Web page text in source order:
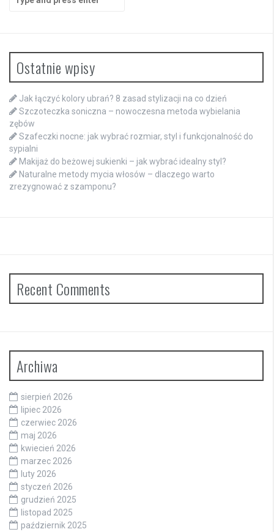
for:
Ostatnie wpisy
Jak łączyć kolory ubrań? 8 zasad stylizacji na co dzień
Szczoteczka soniczna – nowoczesna metoda wybielania
zębów
Szafeczki nocne: jak wybrać rozmiar, styl i funkcjonalność do
sypialni
Makijaż do beżowej sukienki – jak wybrać idealny styl?
Naturalne metody mycia włosów – dlaczego warto
zrezygnować z szamponu?
Recent Comments
Archiwa
sierpień 2026
lipiec 2026
czerwiec 2026
maj 2026
kwiecień 2026
marzec 2026
luty 2026
styczeń 2026
grudzień 2025
listopad 2025
październik 2025